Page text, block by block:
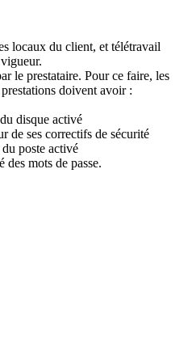
locaux du client, et télétravail
le prestataire. Pour ce faire, les
doivent avoir :
disque activé
de ses correctifs de sécurité
poste activé
des mots de passe.